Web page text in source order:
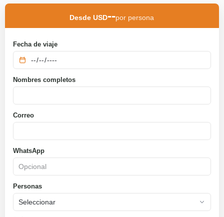
Desde USD--por persona
Fecha de viaje
Nombres completos
Correo
WhatsApp
Personas